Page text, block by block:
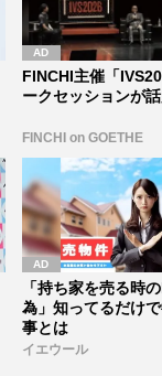
FINCHI主催「
ークセッションが
FINCHI on GOETHE
「持ち家を売る時
為」知ってるだけ
事とは
イエウール